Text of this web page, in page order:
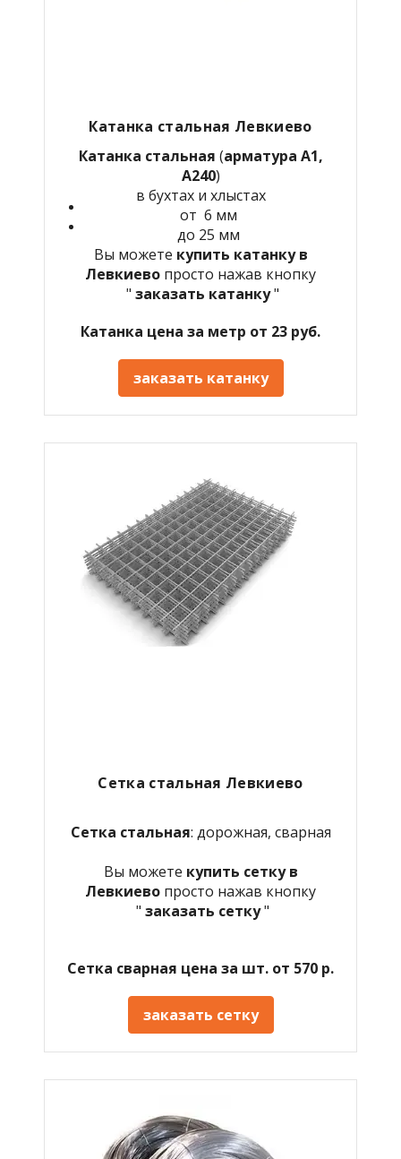
Катанка стальная Левкиево
Катанка стальная (арматура А1,
А240)
в бухтах и хлыстах
от 6 мм
до 25 мм
Вы можете купить катанку в
Левкиево просто нажав кнопку
" заказать катанку"
Катанка цена за метр от 23 руб.
заказать катанку
Сетка стальная Левкиево
Сетка стальная: дорожная, сварная
Вы можете купить сетку в
Левкиево просто нажав кнопку
" заказать сетку"
Сетка сварная цена за шт. от 570 р.
заказать сетку